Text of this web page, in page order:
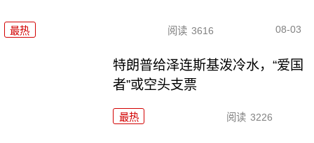
最热 阅读 3616 08-03
特朗普给泽连斯基泼冷水，“爱国
者”或空头支票
最热 阅读 3226